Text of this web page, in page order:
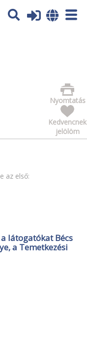
tájékoztatás itt:
Nyomtatás
Kedvencnek
jelölöm
az első:
látogatókat Bécs
a Temetkezési